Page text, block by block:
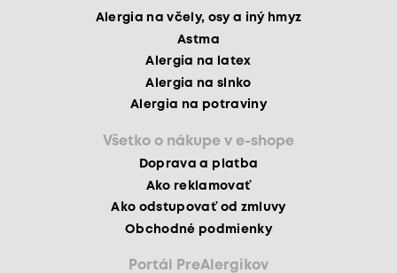
Alergia na včely, osy a iný hmyz
Astma
Alergia na latex
Alergia na slnko
Alergia na potraviny
Všetko o nákupe v e-shope
Doprava a platba
Ako reklamovať
Ako odstupovať od zmluvy
Obchodné podmienky
Portál PreAlergikov